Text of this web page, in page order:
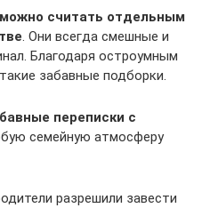
считать отдельным
. Они всегда смешные и
Благодаря остроумным
забавные подборки.
переписки с
семейную атмосферу
разрешили завести